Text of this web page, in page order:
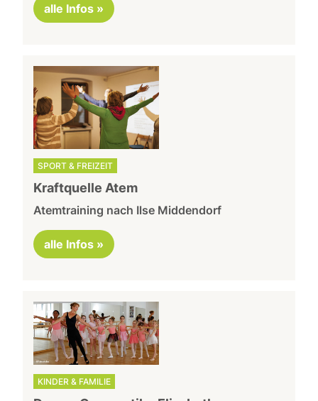
alle Infos »
SPORT & FREIZEIT
Kraftquelle Atem
Atemtraining nach Ilse Middendorf
alle Infos »
KINDER & FAMILIE